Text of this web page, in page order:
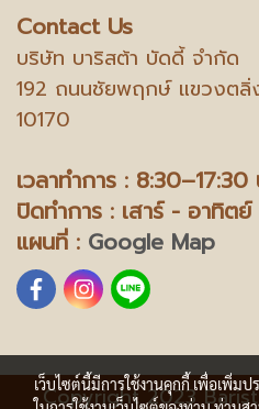
Contact Us
บริษัท บาริสต้า บัดดี้ จำกัด
192 ถนนชัยพฤกษ์ แขวงตลิ่
10170
เวลาทำการ : 8:30–17:30
ปิดทำการ : เสาร์ - อาทิตย์
แผนที่ : Google Map
Copyright 2023
เว็บไซต์นี้มีการใช้งานคุกกี้ เพื่อเพิ่